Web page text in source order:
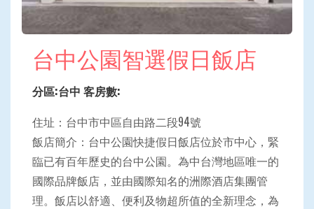
台中公園智選假日飯店
分區:台中 客房數:
住址：台中市中區自由路二段94號
飯店簡介：台中公園快捷假日飯店位於市中心，緊
臨已有百年歷史的台中公園。為中台灣地區唯一的
國際品牌飯店，並由國際知名的洲際酒店集團管
理。飯店以舒適、便利及物超所值的全新理念，為